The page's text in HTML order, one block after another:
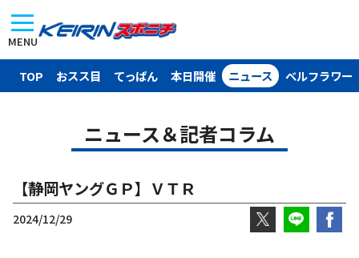
MENU
TOP おスス目 てっぱん 本日開催 ニュース ベルフラワー
ニュース＆記者コラム
【静岡ヤングＧＰ】ＶＴＲ
2024/12/29